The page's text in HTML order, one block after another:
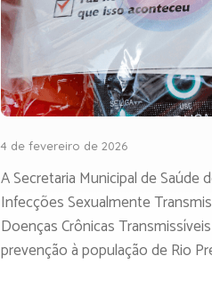
4 de fevereiro de 2026
A Secretaria Municipal de Saúde
Infecções Sexualmente
Doenças Crônicas
prevenção à população de Rio